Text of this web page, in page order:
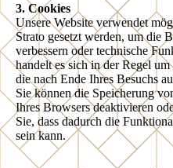
3. Cookies
Unsere Website verwendet
Strato gesetzt werden, um die
verbessern oder technische
handelt es sich in der Regel
die nach Ende Ihres Besuchs
Sie können die Speicherung
Ihres Browsers deaktivieren
Sie, dass dadurch die
sein kann.